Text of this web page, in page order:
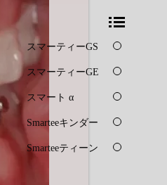
スマーティーGS
スマーティーGE
スマート α
Smarteeキンダー
Smarteeティーン